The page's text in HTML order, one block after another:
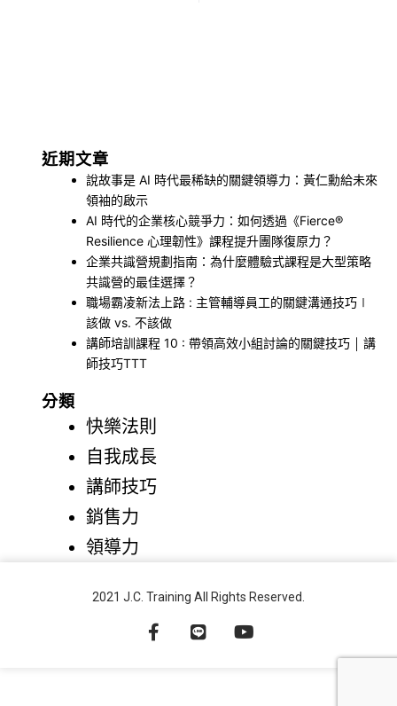
近期文章
說故事是 AI 時代最稀缺的關鍵領導力：黃仁勳給未來
領袖的啟示
AI 時代的企業核心競爭力：如何透過《Fierce®
Resilience 心理韌性》課程提升團隊復原力？
企業共識營規劃指南：為什麼體驗式課程是大型策略
共識營的最佳選擇？
職場霸凌新法上路 : 主管輔導員工的關鍵溝通技巧∣
該做 vs. 不該做
講師培訓課程 10 : 帶領高效小組討論的關鍵技巧 ￨ 講
師技巧TTT
分類
快樂法則
自我成長
講師技巧
銷售力
領導力
2021 J.C. Training All Rights Reserved.